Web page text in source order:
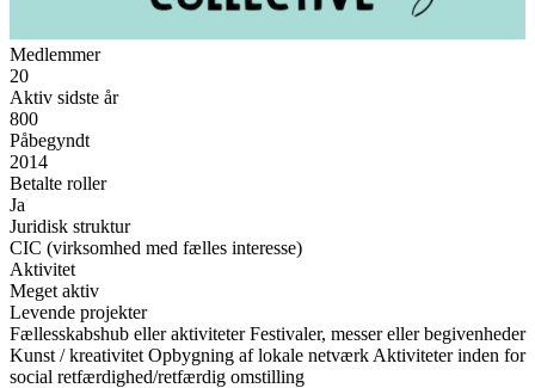
Medlemmer
20
Aktiv sidste år
800
Påbegyndt
2014
Betalte roller
Ja
Juridisk struktur
CIC (virksomhed med fælles interesse)
Aktivitet
Meget aktiv
Levende projekter
Fællesskabshub eller aktiviteter Festivaler, messer eller begivenheder
Kunst / kreativitet Opbygning af lokale netværk Aktiviteter inden for
social retfærdighed/retfærdig omstilling